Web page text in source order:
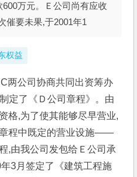
万元。Ｅ公司尚有应收
催要未果,于2001年1
权益
两公司协商共同出资筹办
定了《Ｄ公司章程》。由
格,为了使其能够尽早营业,
程中既定的营业设施——
,由我公司发包给Ｅ公司承
3月签定了《建筑工程施